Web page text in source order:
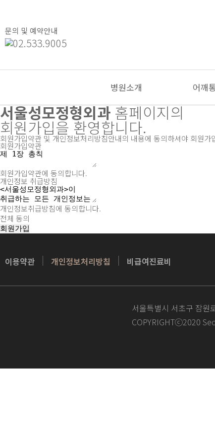
문의 및 예약안내
병원소개 어깨
서울성모정형외과홈페이지의
회원가입을 환영합니다.
회원가입약관 및 개인정보처리방침안내의 내용에 동의하셔야 회원가
회원가입약관
회원가입약관에 동의합니다.
개인정보 취급방침
개인정보취급방침에 동의합니다.
전체 동의
이용약관 개인정보처리방침 비급여진료비
서울특별시 서초구 잠원
COPYRIGHTⓒ2020